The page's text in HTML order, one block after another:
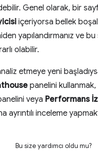
Genel olarak, bir
içeriyorsa bellek
yapılandırmanız ve bu
olabilir.
etmeye yeni
panelini kullanmak,
veya Performans
ayrıntılı inceleme
Bu size yardımcı oldu mu?